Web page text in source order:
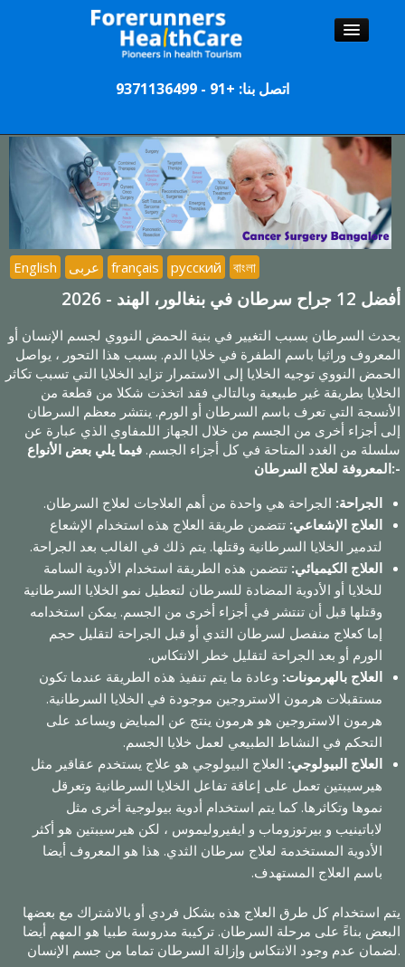
اتصل بنا: +91 - 9371136499
الصفحة الرئيسية
الجراحين
المستشفيات
سياحة طبية English عربى français русский বাংলা
أفضل 12 جراح سرطان في بنغالور، الهند - 2026
يحدث السرطان بسبب التغيير في بنية الحمض النووي لجسم الإنسان أو
المعروف وراثيا باسم الطفرة في خلايا الدم. بسبب هذا التحور ، يواصل
الحمض النووي توجيه الخلايا إلى الاستمرار تزايد الخلايا التي تسبب تكاثر
الخلايا بطريقة غير طبيعية وبالتالي فقد اتخذت شكلا من قطعة من
الأنسجة التي تعرف باسم السرطان أو الورم. ينتشر معظم السرطان
إلى أجزاء أخرى من الجسم من خلال الجهاز اللمفاوي الذي عبارة عن
سلسلة من الغدد المتاحة في كل أجزاء الجسم. فيما يلي بعض الأنواع
المعروفة لعلاج السرطان:-
الجراحة: الجراحة هي واحدة من أهم العلاجات لعلاج السرطان.
العلاج الإشعاعي: تتضمن طريقة العلاج هذه استخدام الإشعاع
لتدمير الخلايا السرطانية وقتلها. يتم ذلك في الغالب بعد الجراحة.
العلاج الكيميائي: تتضمن هذه الطريقة استخدام الأدوية السامة
للخلايا أو الأدوية المضادة للسرطان لتعطيل نمو الخلايا السرطانية
وقتلها قبل أن تنتشر في أجزاء أخرى من الجسم. يمكن استخدامه
إما كعلاج منفصل لسرطان الثدي أو قبل الجراحة لتقليل حجم
الورم أو بعد الجراحة لتقليل خطر الانتكاس.
العلاج بالهرمونات: وعادة ما يتم تنفيذ هذه الطريقة عندما تكون
مستقبلات هرمون الاستروجين موجودة في الخلايا السرطانية.
هرمون الاستروجين هو هرمون ينتج عن المبايض ويساعد على
التحكم في النشاط الطبيعي لعمل خلايا الجسم.
العلاج البيولوجي: العلاج البيولوجي هو علاج يستخدم عقاقير مثل
هيرسيبتين تعمل على إعاقة تفاعل الخلايا السرطانية وتعرقل
نموها وتكاثرها. كما يتم استخدام أدوية بيولوجية أخرى مثل
لاباتينيب و بيرتوزوماب و ايفيروليموس ، لكن هيرسيبتين هو أكثر
الأدوية المستخدمة لعلاج سرطان الثدي. هذا هو المعروف أيضا
باسم العلاج المستهدف.
يتم استخدام كل طرق العلاج هذه بشكل فردي أو بالاشتراك مع بعضها
البعض بناءً على مرحلة السرطان. تركيبة مدروسة طبيا هو المهم أيضا
لضمان عدم وجود الانتكاس وإزالة السرطان تماما من جسم الإنسان.